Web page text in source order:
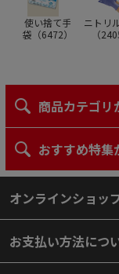
使い捨て手
袋（6472）
ニトリ
（
商品カテゴリ
おすすめ特集
オンラインショッ
お支払い方法につ